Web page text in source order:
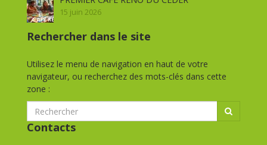
15 juin 2026
Rechercher dans le site
Utilisez le menu de navigation en haut de votre
navigateur, ou recherchez des mots-clés dans cette
zone :
Contacts